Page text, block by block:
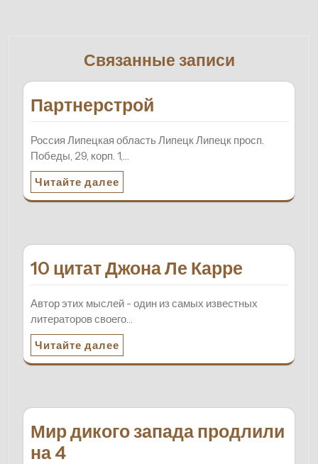
Связанные записи
Партнерстрой
Россия Липецкая область Липецк Липецк просп.
Победы, 29, корп. 1,…
Читайте далее
10 цитат Джона Ле Карре
Автор этих мыслей - один из самых известных
литераторов своего…
Читайте далее
Мир дикого запада продлили
на 4